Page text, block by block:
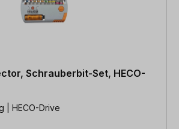
Schrauberbit-Set, HECO-
| HECO-Drive